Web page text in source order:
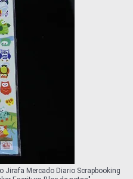
Jirafa Mercado Diario Scrapbooking